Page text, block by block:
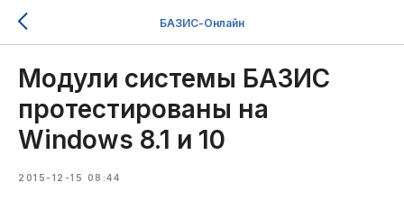
БАЗИС-Онлайн
Модули системы БАЗИС
протестированы на
Windows 8.1 и 10
2015-12-15 08:44